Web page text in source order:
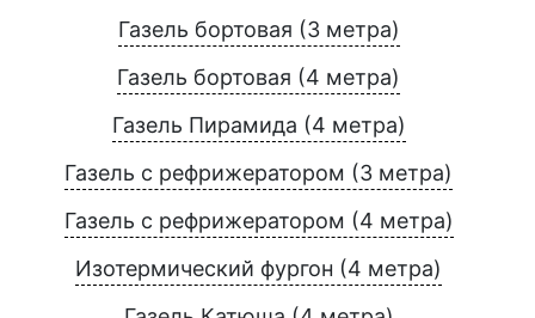
Газель бортовая (3 метра)
Газель бортовая (4 метра)
Газель Пирамида (4 метра)
Газель с рефрижератором (3 метра)
Газель с рефрижератором (4 метра)
Изотермический фургон (4 метра)